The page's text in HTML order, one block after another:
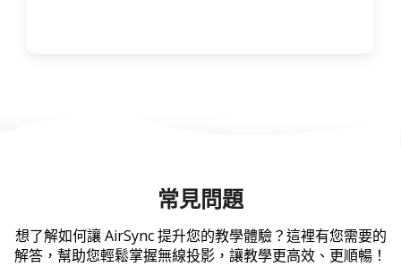
常見問題
想了解如何讓 AirSync 提升您的教學體驗？這裡有您需要的
解答，幫助您輕鬆掌握無線投影，讓教學更高效、更順暢！